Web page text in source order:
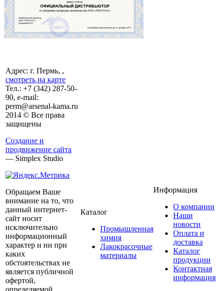
Адрес: г. Пермь, ,
смотреть на карте
Тел.: +7 (342) 287-50-
90, e-mail:
perm@arsenal-kama.ru
2014 © Все права
защищены
Создание и
продвижение сайта
— Simplex Studio
Обращаем Ваше
внимание на то, что
данный интернет-
сайт носит
исключительно
информационный
характер и ни при
каких
обстоятельствах не
является публичной
офертой,
Каталог
Промышленная
химия
Лакокрасочные
материалы
Информация
О компании
Наши
новости
Оплата и
доставка
Каталог
продукции
Контактная
информация